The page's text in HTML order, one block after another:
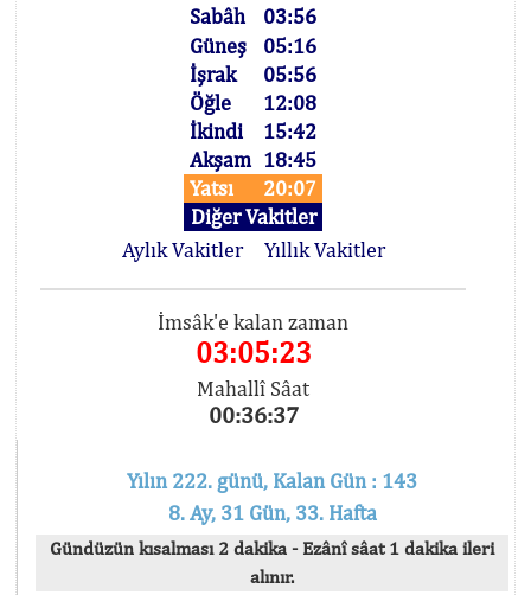
Sabâh
03:56
Güneş
05:16
İşrak
05:56
Öğle
12:08
İkindi
15:42
Akşam 18:45
Yatsı
20:07
Diğer Vakitler
Aylık Vakitler
Yıllık Vakitler
İmsâk'e kalan zaman
03:05:23
Mahallî Sâat
00:36:37
Yılın 222. günü, Kalan Gün : 143
8. Ay, 31 Gün, 33. Hafta
Gündüzün kısalması 2 dakika - Ezânî sâat 1 dakika ileri
alınır.